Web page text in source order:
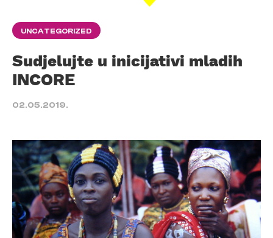
UNCATEGORIZED
Sudjelujte u inicijativi mladih
INCORE
02.05.2019.